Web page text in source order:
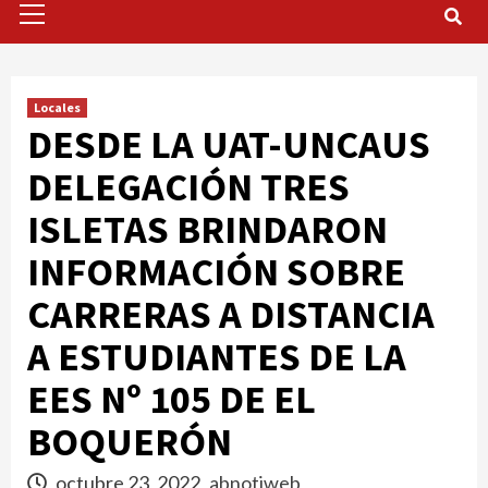
Menu
Locales
DESDE LA UAT-UNCAUS
DELEGACIÓN TRES
ISLETAS BRINDARON
INFORMACIÓN SOBRE
CARRERAS A DISTANCIA
A ESTUDIANTES DE LA
EES Nº 105 DE EL
BOQUERÓN
octubre 23, 2022 abnotiweb